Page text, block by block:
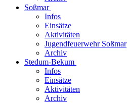
Soßmar
Infos
Einsätze
Aktivitäten
Jugendfeuerwehr Soßmar
Archiv
Stedum-Bekum
Infos
Einsätze
Aktivitäten
Archiv